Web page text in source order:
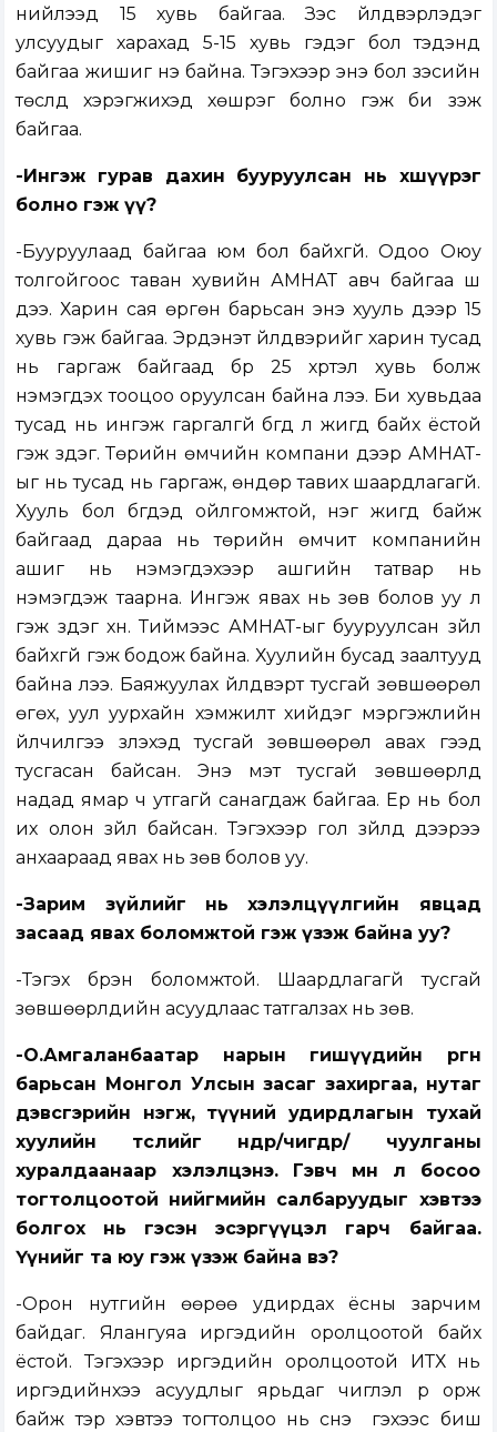
нийлээд 15 хувь байгаа. Зэс үйлдвэрлэдэг
улсуудыг харахад 5-15 хувь гэдэг бол тэдэнд
байгаа жишиг үнэ байна. Тэгэхээр энэ бол зэсийн
төслүүд хэрэгжихэд хөшүүрэг болно гэж би үзэж
байгаа.
-Ингэж гурав дахин бууруулсан нь хөшүүрэг
болно гэж үү?
-Бууруулаад байгаа юм бол байхгүй. Одоо Оюу
толгойгоос таван хувийн АМНАТ авч байгаа шүү
дээ. Харин сая өргөн барьсан энэ хууль дээр 15
хувь гэж байгаа. Эрдэнэт үйлдвэрийг харин тусад
нь гаргаж байгаад бүр 25 хүртэл хувь болж
нэмэгдэх тооцоо оруулсан байна лээ. Би хувьдаа
тусад нь ингэж гаргалгүй бүгд л жигд байх ёстой
гэж үздэг. Төрийн өмчийн компани дээр АМНАТ-
ыг нь тусад нь гаргаж, өндөр тавих шаардлагагүй.
Хууль бол бүгдэд ойлгомжтой, нэг жигд байж
байгаад дараа нь төрийн өмчит компанийн
ашиг нь нэмэгдэхээр ашгийн татвар нь
нэмэгдэж таарна. Ингэж явах нь зөв болов уу л
гэж үздэг хүн. Тиймээс АМНАТ-ыг бууруулсан зүйл
байхгүй гэж бодож байна. Хуулийн бусад заалтууд
байна лээ. Баяжуулах үйлдвэрт тусгай зөвшөөрөл
өгөх, уул уурхайн хэмжилт хийдэг мэргэжлийн
үйлчилгээ үзүүлэхэд тусгай зөвшөөрөл авах гээд
тусгасан байсан. Энэ мэт тусгай зөвшөөрлүүд
надад ямар ч утгагүй санагдаж байгаа. Ер нь бол
их олон зүйл байсан. Тэгэхээр гол зүйлүүд дээрээ
анхаараад явах нь зөв болов уу.
-Зарим зүйлийг нь хэлэлцүүлгийн явцад
засаад явах боломжтой гэж үзэж байна уу?
-Тэгэх бүрэн боломжтой. Шаардлагагүй тусгай
зөвшөөрлүүдийн асуудлаас татгалзах нь зөв.
-О.Амгаланбаатар нарын гишүүдийн өргөн
барьсан Монгол Улсын засаг захиргаа, нутаг
дэвсгэрийн нэгж, түүний удирдлагын тухай
хуулийн төслийг өнөөдөр/өчигдөр/ чуулганы
хуралдаанаар хэлэлцэнэ. Гэвч мөн л босоо
тогтолцоотой нийгмийн салбаруудыг хэвтээ
болгох нь гэсэн эсэргүүцэл гарч байгаа.
Үүнийг та юу гэж үзэж байна вэ?
-Орон нутгийн өөрөө удирдах ёсны зарчим
байдаг. Ялангуяа иргэдийн оролцоотой байх
ёстой. Тэгэхээр иргэдийн оролцоотой ИТХ нь
иргэдийнхээ асуудлыг ярьдаг чиглэл рүү орж
байж тэр хэвтээ тогтолцоо нь үүснэ үү гэхээс биш